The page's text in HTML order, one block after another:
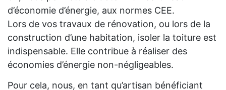
d’économie d’énergie, aux normes CEE.
Lors de vos travaux de rénovation, ou lors de la
construction d’une habitation, isoler la toiture est
indispensable. Elle contribue à réaliser des
économies d’énergie non-négligeables.
Pour cela, nous, en tant qu’artisan bénéficiant